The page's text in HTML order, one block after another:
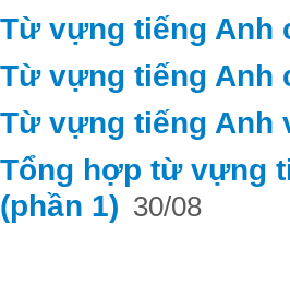
Từ vựng tiếng Anh
Từ vựng tiếng Anh
Từ vựng tiếng Anh
Tổng hợp từ vựng
(phần 1) 30/08